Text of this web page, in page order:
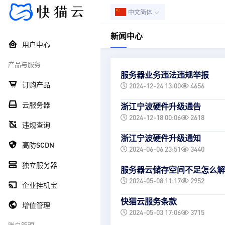
用户中心
产品与服务
订购产品
云服务器
违规查询
高防SCDN
独立服务器
企业挂机宝
增值管理
中文简体
新闻中心
服务器业务违法违规举报
2024-12-24 13:00 4656
浙江宁波硬件升级通告
2024-12-18 00:06 2618
浙江宁波硬件升级通知
2024-06-06 23:51 3440
服务器云储存空间不足怎么
2024-05-08 11:17 2952
快猫云服务条款
2024-05-03 17:06 3715